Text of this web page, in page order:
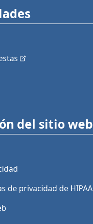
del sitio web
de privacidad de HIPAA